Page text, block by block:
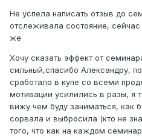
Не успела написать отзыв до
отслеживала состояние, сейчас
же
Хочу сказать эффект от
сильный,спасибо Александру,
сработало в купе со всеми
мотивации усилились в разы, я
вижу чем буду заниматься, как
сорвала и выбросила (кто не
того, что как на каждом